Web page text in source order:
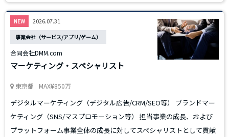
NEW 2026.07.31
事業会社（サービス/アプリ/ゲーム）
合同会社DMM.com
マーケティング・スペシャリスト
東京都 MAX 850万
デジタルマーケティング（デジタル広告/CRM/SEO等） ブランドマー
ケティング（SNS/マスプロモーション等） 担当事業の成長、および
プラットフォーム事業全体の成長に対してスペシャリストとして貢献